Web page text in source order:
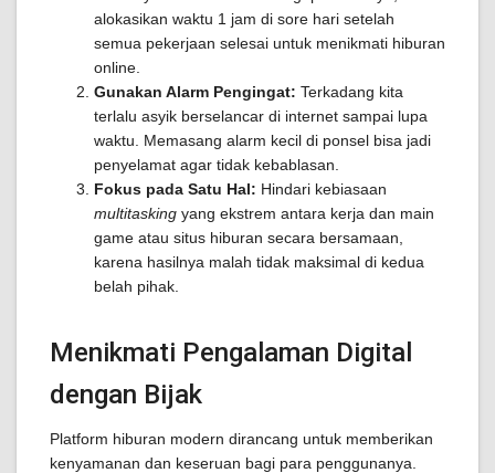
alokasikan waktu 1 jam di sore hari setelah
semua pekerjaan selesai untuk menikmati hiburan
online.
Gunakan Alarm Pengingat: Terkadang kita
terlalu asyik berselancar di internet sampai lupa
waktu. Memasang alarm kecil di ponsel bisa jadi
penyelamat agar tidak kebablasan.
Fokus pada Satu Hal: Hindari kebiasaan
multitasking yang ekstrem antara kerja dan main
game atau situs hiburan secara bersamaan,
karena hasilnya malah tidak maksimal di kedua
belah pihak.
Menikmati Pengalaman Digital
dengan Bijak
Platform hiburan modern dirancang untuk memberikan
kenyamanan dan keseruan bagi para penggunanya.